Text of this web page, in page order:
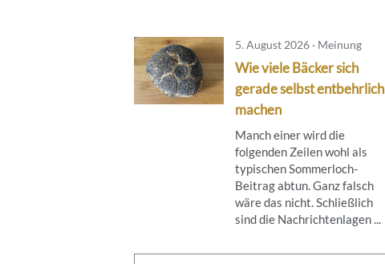
5. August 2026 · Meinung
Wie viele Bäcker sich
gerade selbst entbehrlich
machen
Manch einer wird die
folgenden Zeilen wohl als
typischen Sommerloch-
Beitrag abtun. Ganz falsch
wäre das nicht. Schließlich
sind die Nachrichtenlagen ...